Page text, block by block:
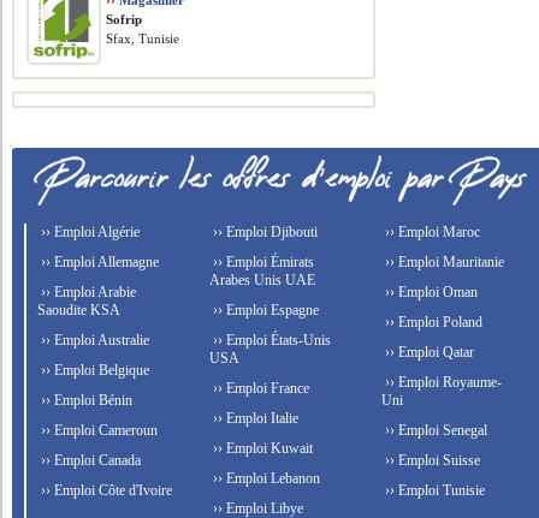
Sofrip
Sfax, Tunisie
›› Emploi Algérie
›› Emploi Allemagne
›› Emploi Arabie
Saoudite KSA
›› Emploi Australie
›› Emploi Belgique
›› Emploi Bénin
›› Emploi Cameroun
›› Emploi Canada
›› Emploi Côte d'Ivoire
›› Emploi Djibouti
›› Emploi Émirats
Arabes Unis UAE
›› Emploi Espagne
›› Emploi États-Unis
USA
›› Emploi France
›› Emploi Italie
›› Emploi Kuwait
›› Emploi Lebanon
›› Emploi Libye
›› Emploi Maroc
›› Emploi Mauritanie
›› Emploi Oman
›› Emploi Poland
›› Emploi Qatar
›› Emploi Royaume-
Uni
›› Emploi Senegal
›› Emploi Suisse
›› Emploi Tunisie